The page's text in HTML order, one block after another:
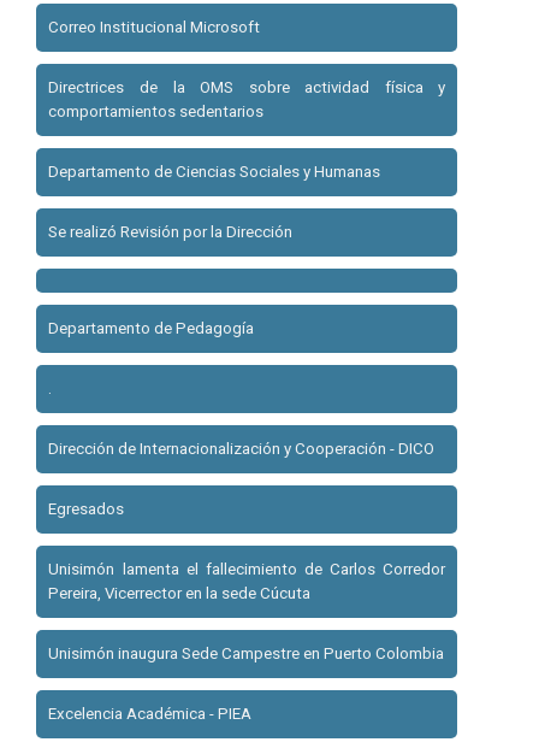
Correo Institucional Microsoft
Directrices de la OMS sobre actividad física y
comportamientos sedentarios
Departamento de Ciencias Sociales y Humanas
Se realizó Revisión por la Dirección
Departamento de Pedagogía
.
Dirección de Internacionalización y Cooperación - DICO
Egresados
Unisimón lamenta el fallecimiento de Carlos Corredor
Pereira, Vicerrector en la sede Cúcuta
Unisimón inaugura Sede Campestre en Puerto Colombia
Excelencia Académica - PIEA